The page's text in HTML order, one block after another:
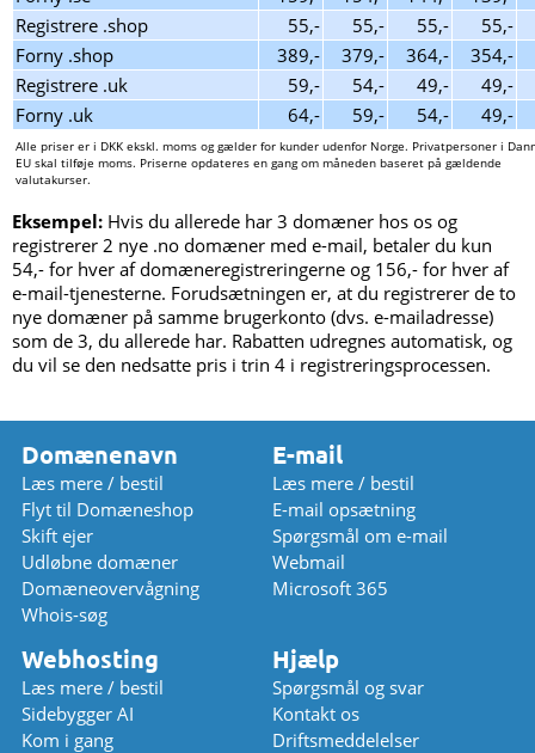
Registrere .shop
55,- 55,- 55,-
55,-
Forny .shop
389,- 379,- 364,-
354,-
Registrere .uk
59,- 54,- 49,-
49,-
Forny .uk
64,- 59,- 54,- 49,-
Alle priser er i DKK ekskl. moms og gælder for kunder udenfor Norge. Privatpersoner i
EU skal tilføje moms. Priserne opdateres en gang om måneden baseret på gældende
valutakurser.
Eksempel: Hvis du allerede har 3 domæner hos os og
registrerer 2 nye .no domæner med e-mail, betaler du kun
54,- for hver af domæneregistreringerne og 156,- for hver af
e-mail-tjenesterne. Forudsætningen er, at du registrerer de to
nye domæner på samme brugerkonto (dvs. e-mailadresse)
som de 3, du allerede har. Rabatten udregnes automatisk, og
du vil se den nedsatte pris i trin 4 i registreringsprocessen.
Domænenavn
Læs mere / bestil
Flyt til Domæneshop
Skift ejer
Udløbne domæner
Domæneovervågning
Whois-søg
E-mail
Læs mere / bestil
E-mail opsætning
Spørgsmål om e-mail
Webmail
Microsoft 365
Webhosting
Læs mere / bestil
Sidebygger AI
Kom i gang
Hjælp
Spørgsmål og svar
Kontakt os
Driftsmeddelelser